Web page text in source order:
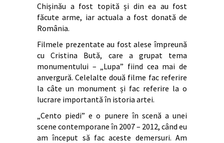
Chișinău a fost topită și din ea au fost
făcute arme, iar actuala a fost donată de
România.
Filmele prezentate au fost alese împreună
cu Cristina Bută, care a grupat tema
monumentului – „Lupa” fiind cea mai de
anvergură. Celelalte două filme fac referire
la câte un monument și fac referire la o
lucrare importantă în istoria artei.
„Cento piedi” e o punere în scenă a unei
scene contemporane în 2007 – 2012, când eu
am început să fac aceste demersuri. Am